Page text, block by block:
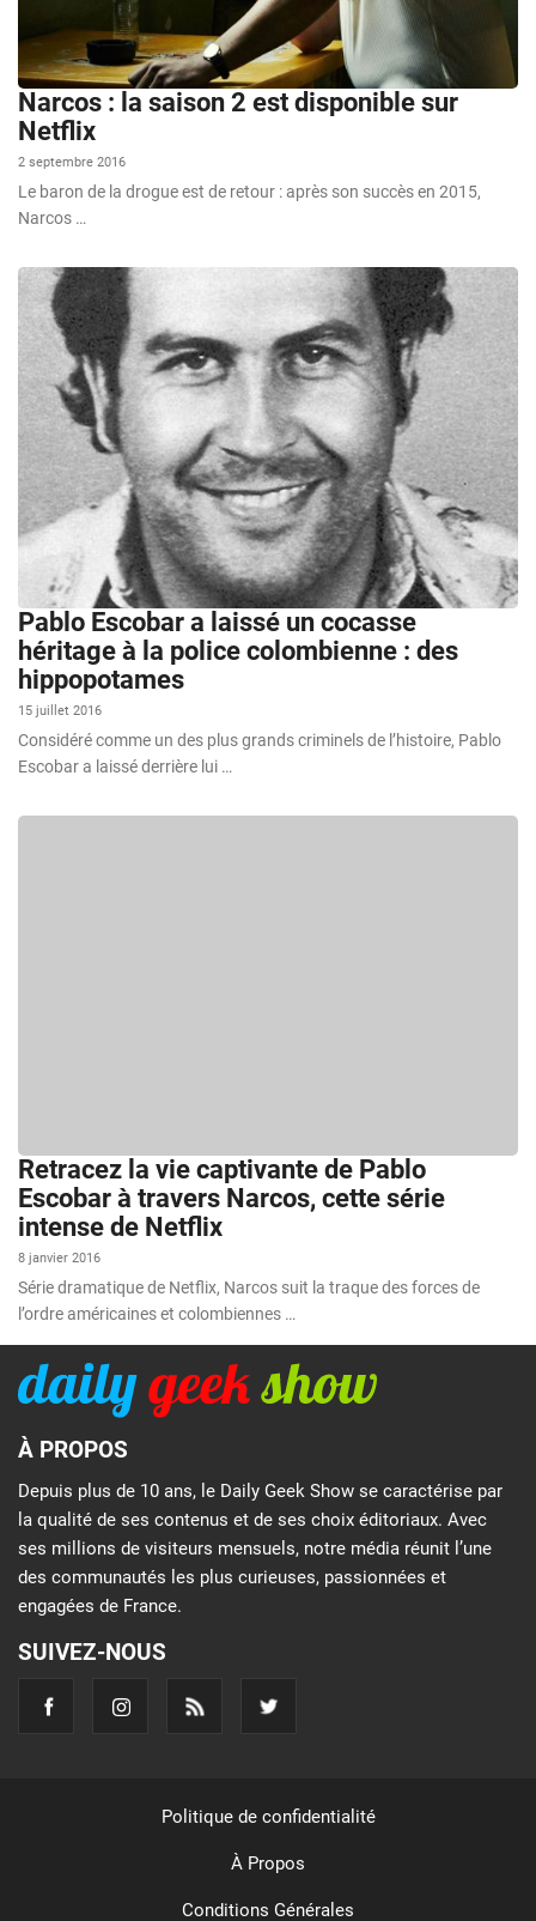
Narcos : la saison 2 est disponible sur
Netflix
2 septembre 2016
Le baron de la drogue est de retour : après son succès en 2015,
Narcos …
Pablo Escobar a laissé un cocasse
héritage à la police colombienne : des
hippopotames
15 juillet 2016
Considéré comme un des plus grands criminels de l’histoire, Pablo
Escobar a laissé derrière lui …
Retracez la vie captivante de Pablo
Escobar à travers Narcos, cette série
intense de Netflix
8 janvier 2016
Série dramatique de Netflix, Narcos suit la traque des forces de
l’ordre américaines et colombiennes …
À PROPOS
Depuis plus de 10 ans, le Daily Geek Show se caractérise par
la qualité de ses contenus et de ses choix éditoriaux. Avec
ses millions de visiteurs mensuels, notre média réunit l’une
des communautés les plus curieuses, passionnées et
engagées de France.
SUIVEZ-NOUS
Politique de confidentialité
À Propos
Conditions Générales